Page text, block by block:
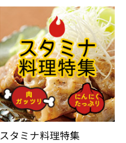
スタミナ料理特集